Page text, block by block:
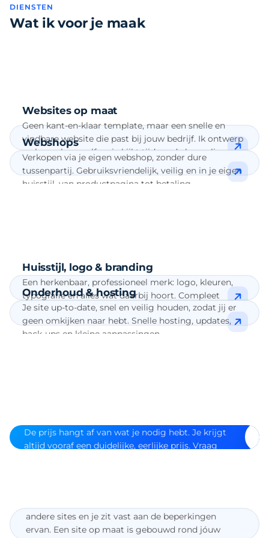
About
Over ons
DIENSTEN
Wat ik voor je maak
Websites op maat
Geen kant-en-klaar template, maar een snelle en
vindbare website die past bij jouw bedrijf. Ik ontwerp
en bouw hem zelf en je kijkt tijdens de bouw live
Webshops
Verkopen via je eigen webshop, zonder dure
tussenpartij. Gebruiksvriendelijk, veilig en in je eigen
huisstijl, van productpagina tot betaling.
Huisstijl, logo & branding
Een herkenbaar, professioneel merk: logo, kleuren,
typografie en alles wat daarbij hoort. Compleet
vastgelegd in een huisstijlgids.
Onderhoud & hosting
Je site up-to-date, snel en veilig houden, zodat jij er
geen omkijken naar hebt. Snelle hosting, updates,
back-ups en kleine aanpassingen.
De prijs hangt af van wat je nodig hebt. Je krijgt
altijd vooraf een duidelijke, eerlijke prijs. Vraag
WAAROM MAATWERK
Waarom op maat, en niet
andere sites en je zit vast aan de beperkingen
ervan. Een site op maat is gebouwd rond jóuw
Zo pakken we het aan
1 Kennismaking